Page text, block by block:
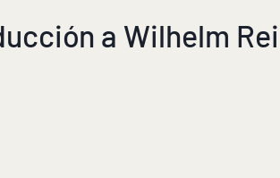
a Wilhelm